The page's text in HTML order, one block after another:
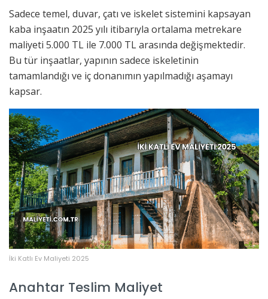
Sadece temel, duvar, çatı ve iskelet sistemini kapsayan
kaba inşaatın 2025 yılı itibarıyla ortalama metrekare
maliyeti 5.000 TL ile 7.000 TL arasında değişmektedir.
Bu tür inşaatlar, yapının sadece iskeletinin
tamamlandığı ve iç donanımın yapılmadığı aşamayı
kapsar.
İki Katlı Ev Maliyeti 2025
Anahtar Teslim Maliyet